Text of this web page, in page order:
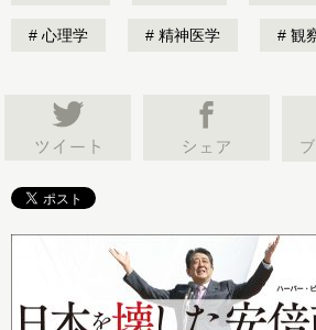
心理学 精神医学 観